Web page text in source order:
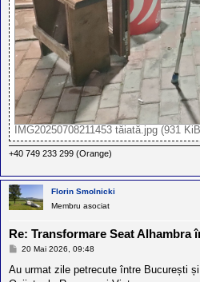
IMG20250708211453 tăiată.jpg (931
+40 749 233 299 (Orange)
Florin Smolnicki
Membru asociat
Re: Transformare Seat Alhambra
M
s
20 Mai 2026, 09:48
Au urmat zile petrecute între București